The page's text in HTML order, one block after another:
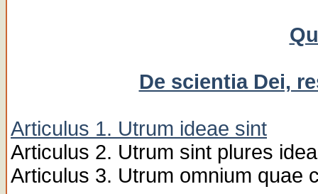
De scientia Dei,
Articulus 1. Utrum ideae sint
Articulus 2. Utrum sint plures
Articulus 3. Utrum omnium quae